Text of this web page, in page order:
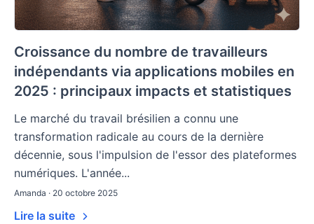
Croissance du nombre de travailleurs
indépendants via applications mobiles en
2025 : principaux impacts et statistiques
Le marché du travail brésilien a connu une
transformation radicale au cours de la dernière
décennie, sous l'impulsion de l'essor des plateformes
numériques. L'année...
Amanda · 20 octobre 2025
Lire la suite